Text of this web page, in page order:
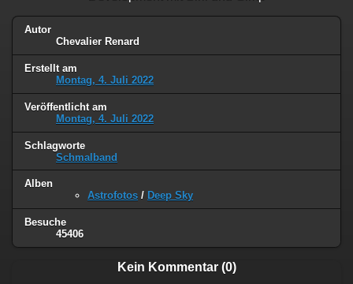
Autor
Chevalier Renard
Erstellt am
Montag, 4. Juli 2022
Veröffentlicht am
Montag, 4. Juli 2022
Schlagworte
Schmalband
Alben
Astrofotos / Deep Sky
Besuche
45406
Kein Kommentar (0)